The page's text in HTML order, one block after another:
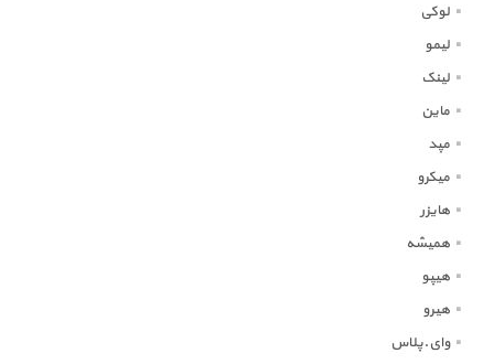
لوکی
لیمو
لینک
ماین
مپد
میکرو
هایزر
همیشه
هیپو
هیرو
وای.پلاس